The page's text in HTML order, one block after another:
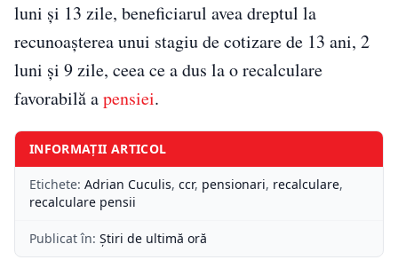
luni și 13 zile, beneficiarul avea dreptul la
recunoașterea unui stagiu de cotizare de 13 ani, 2
luni și 9 zile, ceea ce a dus la o recalculare
favorabilă apensiei.
INFORMAȚII ARTICOL
Etichete: Adrian Cuculis, ccr, pensionari, recalculare,
recalculare pensii
Publicat în: Știri de ultimă oră